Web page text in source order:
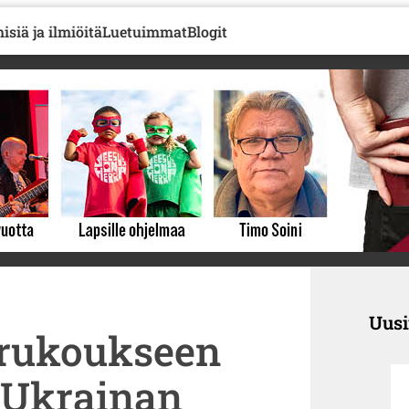
ja ilmiöitäLuetuimmatBlogit